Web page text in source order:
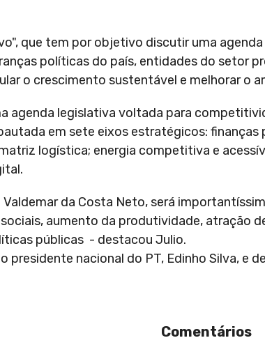
que tem por objetivo discutir uma
políticas do país, entidades do setor
o crescimento sustentável e melhorar o
agenda legislativa voltada para
em sete eixos estratégicos:
logística; energia competitiva e
da Costa Neto, será
aumento da produtividade, atração
públicas - destacou Julio.
nacional do PT, Edinho Silva, e
Comentários